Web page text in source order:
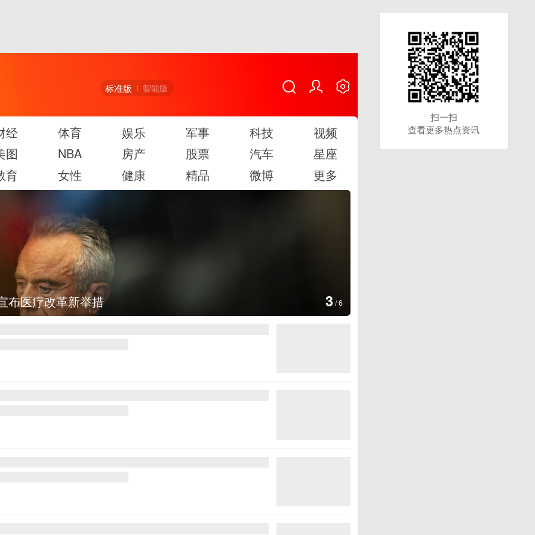
标准版 智能版
经 体育 娱乐 军事 科技
视频
图
NBA 房产 股票 汽车
星座
育
女性 健康 精品 微博 更多
普洱：乡村风光如画 4 /6
扫一扫
查看更多热点资讯
扫一扫
查看更多热点资讯